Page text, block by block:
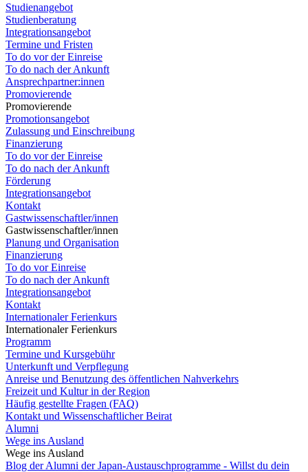
Studienangebot
Studienberatung
Integrationsangebot
Termine und Fristen
To do vor der Einreise
To do nach der Ankunft
Ansprechpartner:innen
Promovierende
Promovierende
Promotionsangebot
Zulassung und Einschreibung
Finanzierung
To do vor der Einreise
To do nach der Ankunft
Förderung
Integrationsangebot
Kontakt
Gastwissenschaftler/innen
Gastwissenschaftler/innen
Planung und Organisation
Finanzierung
To do vor Einreise
To do nach der Ankunft
Integrationsangebot
Kontakt
Internationaler Ferienkurs
Internationaler Ferienkurs
Programm
Termine und Kursgebühr
Unterkunft und Verpflegung
Anreise und Benutzung des öffentlichen Nahverkehrs
Freizeit und Kultur in der Region
Häufig gestellte Fragen (FAQ)
Kontakt und Wissenschaftlicher Beirat
Alumni
Wege ins Ausland
Wege ins Ausland
Blog der Alumni der Japan-Austauschprogramme - Willst du dein